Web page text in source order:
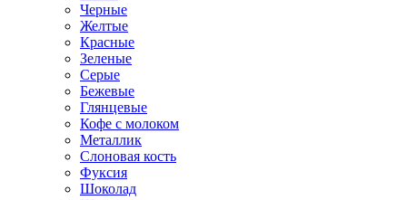
Черные
Желтые
Красные
Зеленые
Серые
Бежевые
Глянцевые
Кофе с молоком
Металлик
Слоновая кость
Фуксия
Шоколад